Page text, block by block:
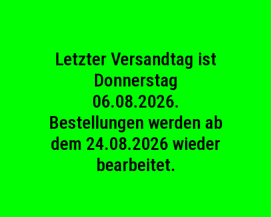
Letzter Versandtag ist
Donnerstag
06.08.2026.
Bestellungen werden ab
dem 24.08.2026 wieder
bearbeitet.